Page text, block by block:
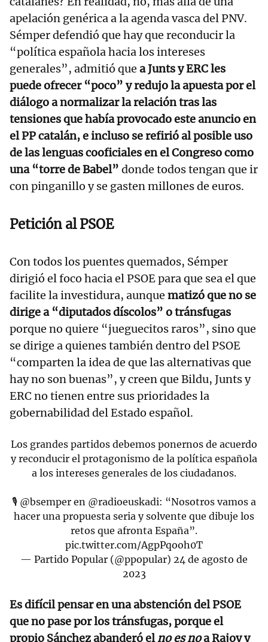
apelación genérica a la agenda vasca del PNV.
Sémper defendió que hay que reconducir la
“política española hacia los intereses
generales”, admitió que a Junts y ERC les
puede ofrecer “poco” y redujo la apuesta por el
diálogo a normalizar la relación tras las
tensiones que había provocado este anuncio en
el PP catalán, e incluso se refirió al posible uso
de las lenguas cooficiales en el Congreso como
una “torre de Babel” donde todos tengan que ir
con pinganillo y se gasten millones de euros.
Petición al PSOE
Con todos los puentes quemados, Sémper
dirigió el foco hacia el PSOE para que sea el que
facilite la investidura, aunque matizó que no se
dirige a “diputados díscolos” o tránsfugas
porque no quiere “jueguecitos raros”, sino que
se dirige a quienes también dentro del PSOE
“comparten la idea de que las alternativas que
hay no son buenas”, y creen que Bildu, Junts y
ERC no tienen entre sus prioridades la
gobernabilidad del Estado español.
Los grandes partidos debemos ponernos de acuerdo
y reconducir el protagonismo de la política española
a los intereses generales de los ciudadanos.
🎙️ @bsemper en @radioeuskadi: “Nosotros vamos a
hacer una propuesta seria y solvente que dibuje los
retos que afronta España”.
pic.twitter.com/AgpPqooh0T
— Partido Popular (@ppopular) 24 de agosto de
2023
Es difícil pensar en una abstención del PSOE
que no pase por los tránsfugas, porque el
propio Sánchez abanderó elno es noa Rajoy y